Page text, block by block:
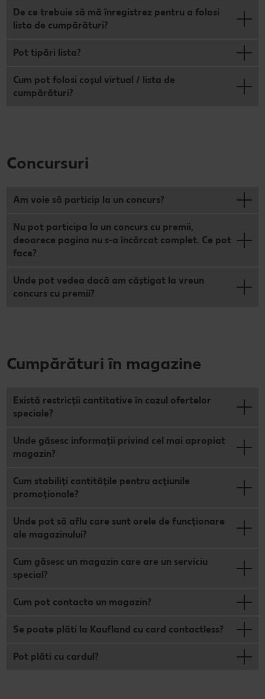
De ce trebuie să mă înregistrez pentru a folosi
lista de cumpărături?
Pot tipări lista?
Cum pot folosi coșul virtual / lista de
cumpărături?
Concursuri
Am voie să particip la un concurs?
Nu pot participa la un concurs cu premii,
deoarece pagina nu s-a încărcat complet. Ce pot
face?
Unde pot vedea dacă am câștigat la vreun
concurs cu premii?
Cumpărături în magazine
Există restricții cantitative în cazul ofertelor
speciale?
Unde găsesc informații privind cel mai apropiat
magazin?
Cum stabiliți cantitățile pentru acțiunile
promoționale?
Unde pot să aflu care sunt orele de funcționare
ale magazinului?
Cum găsesc un magazin care are un serviciu
special?
Cum pot contacta un magazin?
Se poate plăti la Kaufland cu card contactless?
Pot plăti cu cardul?